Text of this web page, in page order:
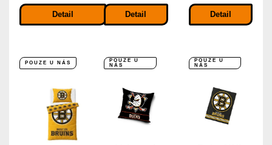
Detail Detail Detail
POUZE U NÁS
POUZE U
NÁS
POUZE U
NÁS